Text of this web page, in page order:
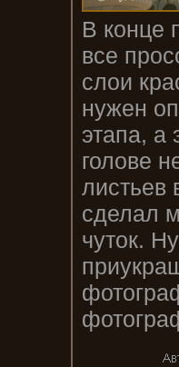
В конце
все
слои
нужен
этапа, а
голове
листьев
сделал
чуток.